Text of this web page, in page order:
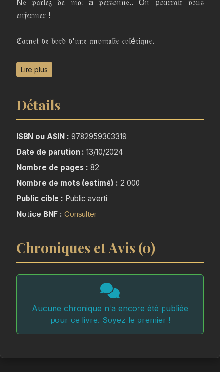
N𝔢 𝔭𝔞𝔯𝔩𝔢𝔷 𝔡𝔢 𝔪𝔬𝔦 à 𝔭𝔢𝔯𝔰𝔬𝔫𝔫𝔢.. O𝔫 𝔭𝔬𝔲𝔯𝔯𝔞𝔦𝔱 𝔳𝔬𝔲𝔰
𝔢𝔫𝔣𝔢𝔯𝔪𝔢𝔯 !
ℭ𝔞𝔯𝔫𝔢𝔱 𝔡𝔢 𝔟𝔬𝔯𝔡 𝔡'𝔲𝔫𝔢 𝔞𝔫𝔬𝔪𝔞𝔩𝔦𝔢 𝔠𝔬𝔩é𝔯𝔦𝔮𝔲𝔢.
𝔓𝔬é𝔰𝔦𝔢 𝔳𝔦𝔰𝔠é𝔯𝔞𝔩𝔢 𝔢𝔱 𝔭𝔥𝔦𝔩𝔬𝔰𝔬𝔭𝔥𝔦𝔢 𝔟𝔯𝔲𝔱𝔞𝔩𝔢
𝔓𝔬𝔲𝔯 𝔩𝔢𝔠𝔱𝔢𝔲𝔯𝔰 𝔞𝔳𝔢𝔯𝔱𝔦𝔰
Lire plus
Détails
ISBN ou ASIN : 9782959303319
Date de parution : 13/10/2024
Nombre de pages : 82
Nombre de mots (estimé) : 2 000
Public cible : Public averti
Notice BNF : Consulter
Chroniques et Avis (0)
Aucune chronique n'a encore été publiée
pour ce livre. Soyez le premier !